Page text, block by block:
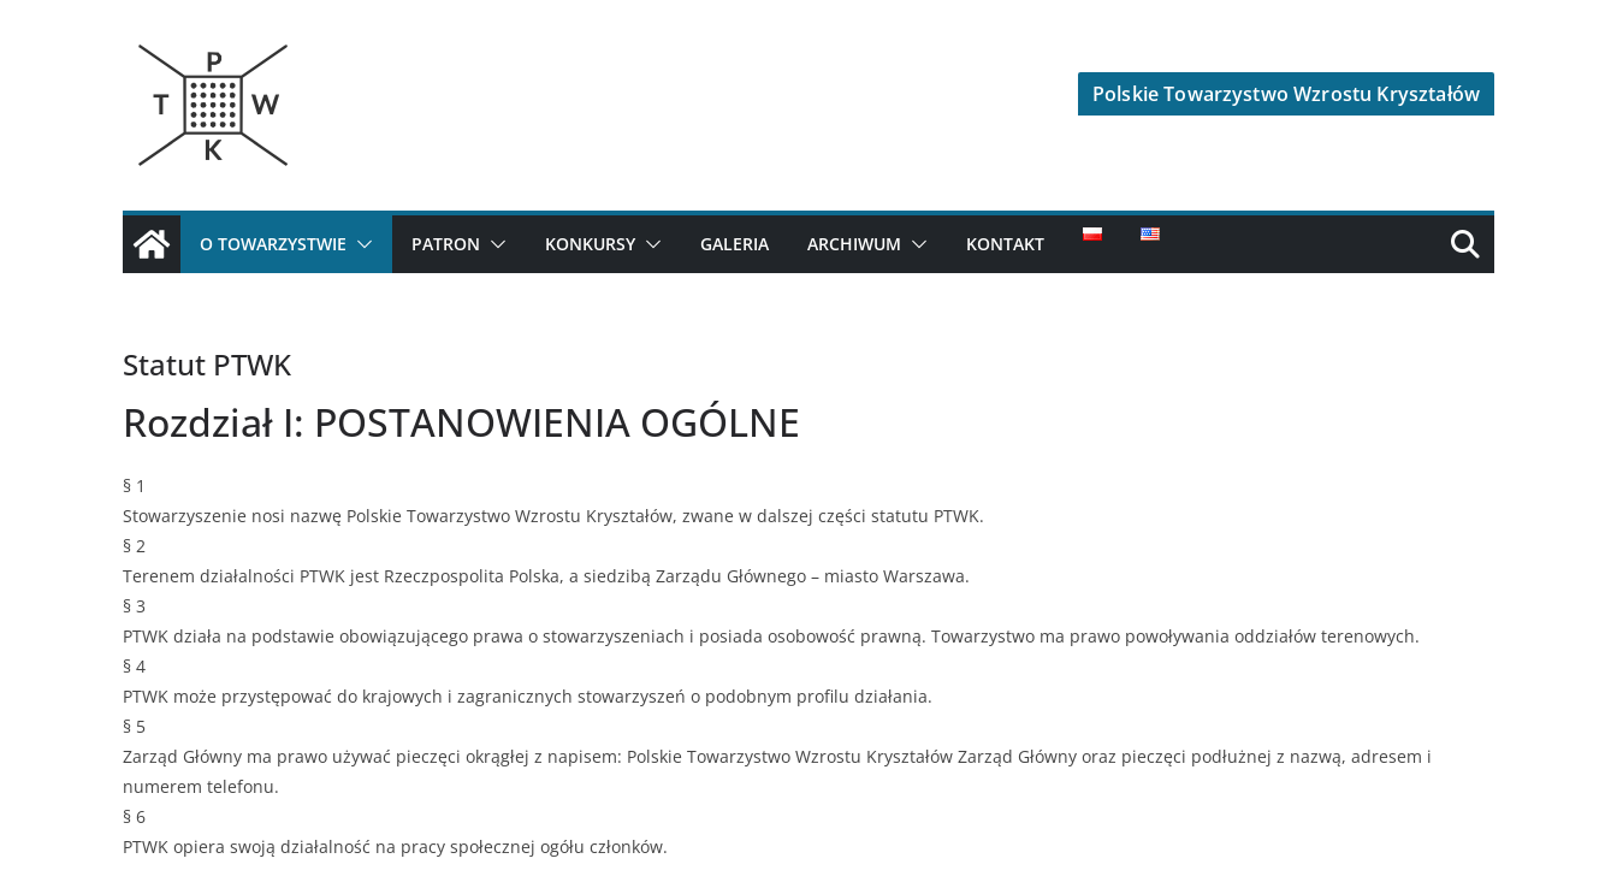
Polskie Towarzystwo Wzrostu Kryształów
O TOWARZYSTWIE PATRON KONKURSY GALERIA ARCHIWUM KONTAKT
Statut PTWK
Rozdział I: POSTANOWIENIA OGÓLNE
§ 1
Stowarzyszenie nosi nazwę Polskie Towarzystwo Wzrostu Kryształów, zwane w dalszej części statutu PTWK.
§ 2
Terenem działalności PTWK jest Rzeczpospolita Polska, a siedzibą Zarządu Głównego – miasto Warszawa.
§ 3
PTWK działa na podstawie obowiązującego prawa o stowarzyszeniach i posiada osobowość prawną. Towarzystwo ma prawo powoływania oddziałów terenowych.
§ 4
PTWK może przystępować do krajowych i zagranicznych stowarzyszeń o podobnym profilu działania.
§ 5
Zarząd Główny ma prawo używać pieczęci okrągłej z napisem: Polskie Towarzystwo Wzrostu Kryształów Zarząd Główny oraz pieczęci podłużnej z nazwą, adresem i
numerem telefonu.
§ 6
PTWK opiera swoją działalność na pracy społecznej ogółu członków.